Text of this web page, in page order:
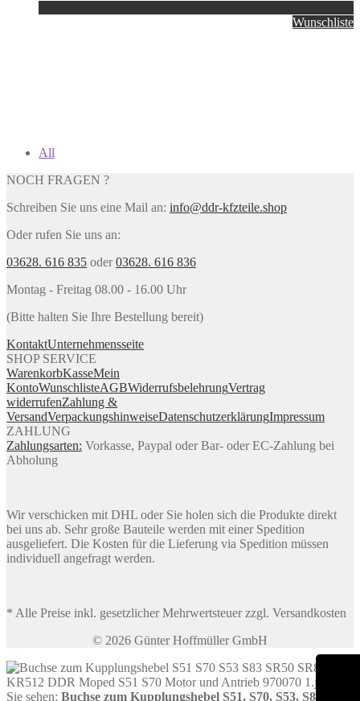
Wunschliste
All
NOCH FRAGEN ?
Schreiben Sie uns eine Mail an: info@ddr-kfzteile.shop
Oder rufen Sie uns an:
03628. 616 835 oder03628. 616 836
Montag - Freitag 08.00 - 16.00 Uhr
(Bitte halten Sie Ihre Bestellung bereit)
KontaktUnternehmensseite
SHOP SERVICE
WarenkorbKasseMein
KontoWunschlisteAGBWiderrufsbelehrungVertrag
widerrufenZahlung &
VersandVerpackungshinweiseDatenschutzerklärungImpressum
ZAHLUNG
Zahlungsarten: Vorkasse, Paypal oder Bar- oder EC-Zahlung bei
Abholung
Wir verschicken mit DHL oder Sie holen sich die Produkte direkt
bei uns ab. Sehr große Bauteile werden mit einer Spedition
ausgeliefert. Die Kosten für die Lieferung via Spedition müssen
individuell angefragt werden.
* Alle Preise inkl. gesetzlicher Mehrwertsteuer zzgl. Versandkosten
© 2026 Günter Hoffmüller GmbH
Sie sehen: Buchse zum Kupplungshebel S51, S70, S53, S83,